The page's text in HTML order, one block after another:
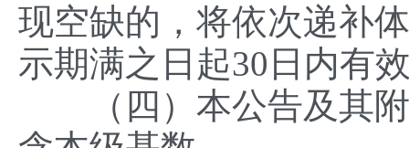
现空缺的，将依次递补
示期满之日起30日内有
（四）本公告及其附